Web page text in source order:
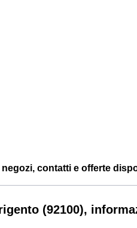
contatti e offerte
(92100),